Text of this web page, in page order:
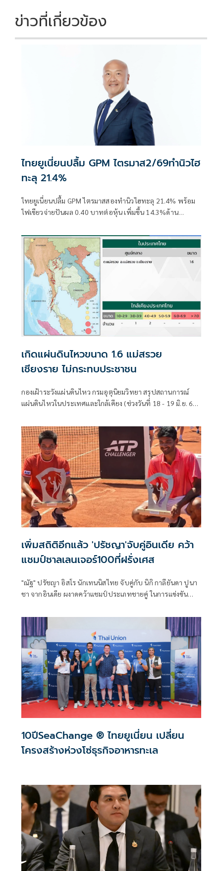
ข่าวที่เกี่ยวข้อง
ไทยยูเนี่ยนปลื้ม GPM ไตรมาส2/69ทำนิวไฮ
ทะลุ 21.4%
ไทยยูเนี่ยนปลื้ม GPM ไตรมาสสองทำนิวไฮทะลุ 21.4% พร้อม
ไฟเขียวจ่ายปันผล 0.40 บาทต่อหุ้น เพิ่มขึ้น 14.3%ด้าน
เกิดแผ่นดินไหวขนาด 1.6 แม่สรวย
เชียงราย ไม่กระทบประชาชน
กองเฝ้าระวังแผ่นดินไหว กรมอุตุนิยมวิทยา สรุปสถานการณ์
แผ่นดินไหวในประเทศและใกล้เคียง (ช่วงวันที่ 18 - 19 มิ.ย. 69)
ประเทศเวียดนาม
เพิ่มสถิติอีกแล้ว 'ปรัชญา'จับคู่อินเดีย คว้า
แชมป์ชาลเลนเจอร์100ที่ฝรั่งเศส
"ณัฐ" ปรัชญา อิสโร นักเทนนิสไทย จับคู่กับ นิกิ กาลียันดา ปูนา
ชา จากอินเดีย ผงาดคว้าแชมป์ประเภทชายคู่ ในการแข่งขัน
"ลียง โอเพ่น" ชิงเงินรางวัลรวม 160,180 ยูโร หรือประมาณ 6
ล้านบาท ที่ประเทศฝรั่งเศส เมื่อวันที่ 13 มิ.ย.69 ตามเวลาท้อง
ถิ่น
10ปีSeaChange ® ไทยยูเนี่ยน เปลี่ยน
โครงสร้างห่วงโซ่ธุรกิจอาหารทะเล